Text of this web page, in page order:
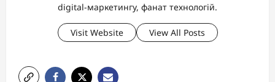
digital-маркетингу, фанат технологій.
Visit Website View All Posts